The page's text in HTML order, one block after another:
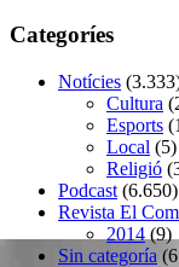
Categoríes
Notícies
Cultura
Esports
Local (5)
Religió
Podcast (6.650)
Revista El
2014 (9)
Sin categoría